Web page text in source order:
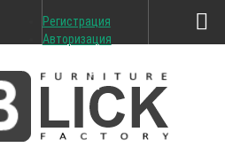
Регистрация
Авторизация